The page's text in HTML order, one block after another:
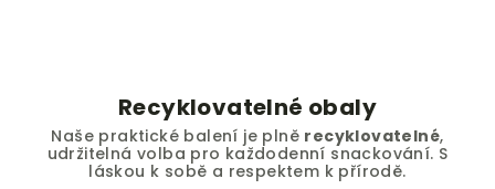
Recyklovatelné obaly
Naše praktické balení je plně recyklovatelné,
udržitelná volba pro každodenní snackování. S
láskou k sobě a respektem k přírodě.